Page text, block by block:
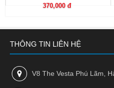
Oxy
ngon,
ngủ
370,000 đ
THÔNG TIN LIÊN HỆ
V8 The Vesta Phú Lãm,